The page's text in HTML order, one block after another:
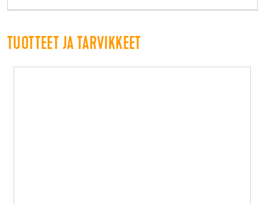
TUOTTEET JA TARVIKKEET